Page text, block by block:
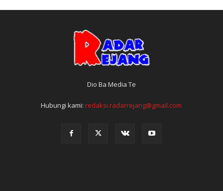
Dio Ba Media Te
Hubungi kami:redaksi.radarrejang@gmail.com